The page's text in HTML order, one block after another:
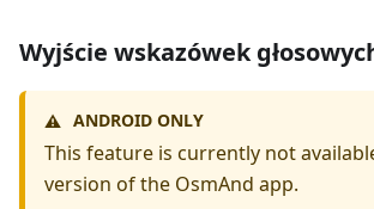
Wyjście wskazówek
⚠️ ANDROID ONLY
This feature is currently not
version of the OsmAnd app.